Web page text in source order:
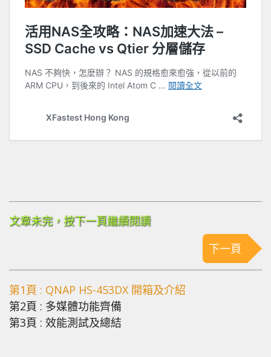
文章未完，按下一頁繼續閱讀
下一頁
第1頁 : QNAP HS-453DX 開箱及介紹
第2頁 : 多媒體功能齊備
第3頁 : 效能測試及總結